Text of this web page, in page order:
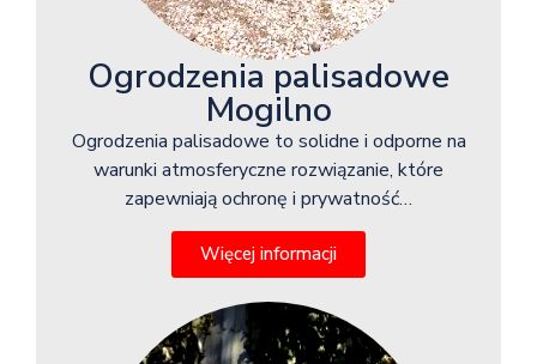
Ogrodzenia palisadowe
Mogilno
Ogrodzenia palisadowe to solidne i odporne na
warunki atmosferyczne rozwiązanie, które
zapewniają ochronę i prywatność…
Więcej informacji